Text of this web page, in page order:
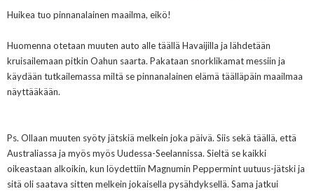
Huikea tuo pinnanalainen maailma, eikö!
Huomenna otetaan muuten auto alle täällä Havaijilla ja lähdetään
kruisailemaan pitkin Oahun saarta. Pakataan snorklikamat messiin ja
käydään tutkailemassa miltä se pinnanalainen elämä täälläpäin maailmaa
näyttääkään.
Ps. Ollaan muuten syöty jätskiä melkein joka päivä. Siis sekä täällä, että
Australiassa ja myös myös Uudessa-Seelannissa. Sieltä se kaikki
oikeastaan alkoikin, kun löydettiin Magnumin Peppermint uutuus-jätski ja
sitä oli saatava sitten melkein jokaisella pysähdyksellä. Sama jatkui